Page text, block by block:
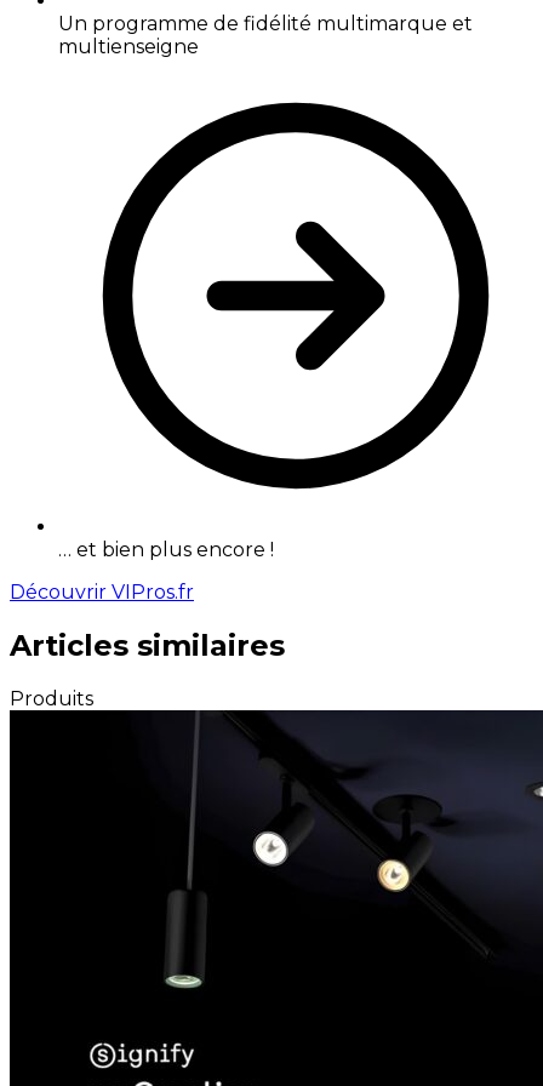
Un programme de fidélité multimarque et
multienseigne
… et bien plus encore !
Découvrir VIPros.fr
Articles similaires
Produits